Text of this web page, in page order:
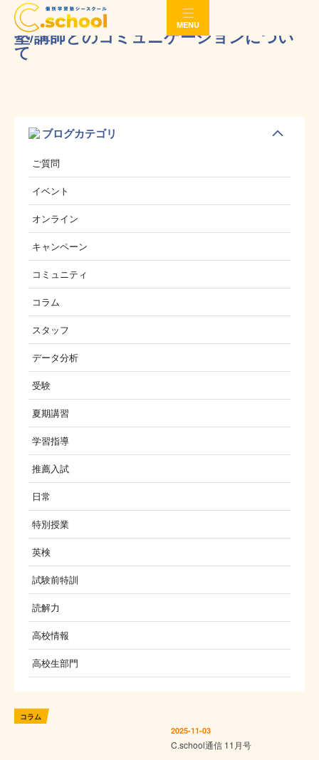
MENU
塾/講師とのコミュニケーションについ
て
ブログカテゴリ
ご質問
イベント
オンライン
キャンペーン
コミュニティ
コラム
スタッフ
データ分析
受験
夏期講習
学習指導
推薦入試
日常
特別授業
英検
試験前特訓
読解力
高校情報
高校生部門
コラム
2025-11-03
C.school通信 11月号